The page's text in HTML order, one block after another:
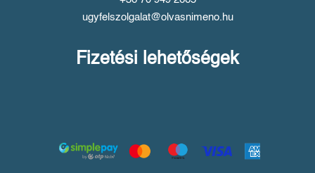
ugyfelszolgalat@olvasnimeno.hu
Fizetési lehetőségek